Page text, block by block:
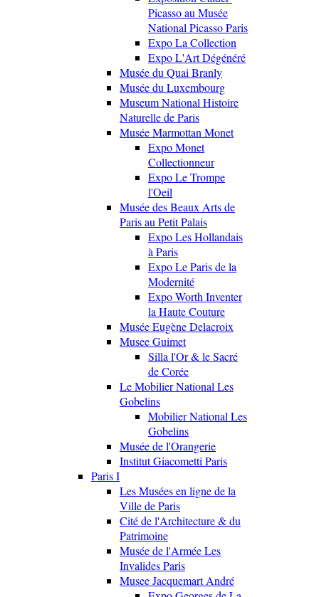
Picasso au Musée
National Picasso Paris
Expo La Collection
Expo L'Art Dégénéré
Musée du Quai Branly
Musée du Luxembourg
Museum National Histoire
Naturelle de Paris
Musée Marmottan Monet
Expo Monet
Collectionneur
Expo Le Trompe
l'Oeil
Musée des Beaux Arts de
Paris au Petit Palais
Expo Les Hollandais
à Paris
Expo Le Paris de la
Modernité
Expo Worth Inventer
la Haute Couture
Musée Eugène Delacroix
Musee Guimet
Silla l'Or & le Sacré
de Corée
Le Mobilier National Les
Gobelins
Mobilier National Les
Gobelins
Musée de l'Orangerie
Institut Giacometti Paris
Paris I
Les Musées en ligne de la
Ville de Paris
Cité de l'Architecture & du
Patrimoine
Musée de l'Armée Les
Invalides Paris
Musee Jacquemart André